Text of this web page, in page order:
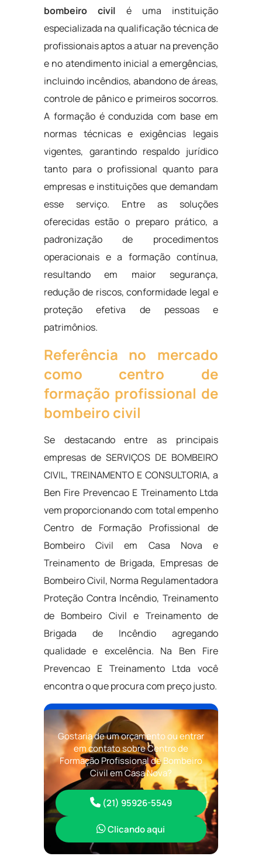
bombeiro civil é uma instituição
especializada na qualificação técnica de
profissionais aptos a atuar na prevenção
e no atendimento inicial a emergências,
incluindo incêndios, abandono de áreas,
controle de pânico e primeiros socorros.
A formação é conduzida com base em
normas técnicas e exigências legais
vigentes, garantindo respaldo jurídico
tanto para o profissional quanto para
empresas e instituições que demandam
esse serviço. Entre as soluções
oferecidas estão o preparo prático, a
padronização de procedimentos
operacionais e a formação contínua,
resultando em maior segurança,
redução de riscos, conformidade legal e
proteção efetiva de pessoas e
patrimônios.
Referência no mercado
como centro de
formação profissional de
bombeiro civil
Se destacando entre as principais
empresas de SERVIÇOS DE BOMBEIRO
CIVIL, TREINAMENTO E CONSULTORIA, a
Ben Fire Prevencao E Treinamento Ltda
vem proporcionando com total empenho
Centro de Formação Profissional de
Bombeiro Civil em Casa Nova e
Treinamento de Brigada, Empresas de
Bombeiro Civil, Norma Regulamentadora
Proteção Contra Incêndio, Treinamento
de Bombeiro Civil e Treinamento de
Brigada de Incêndio agregando
qualidade e excelência. Na Ben Fire
Prevencao E Treinamento Ltda você
encontra o que procura com preço justo.
Gostaria de um orçamento ou entrar
em contato sobre Centro de
Formação Profissional de Bombeiro
Civil em Casa Nova?
(21) 95926-5549
Clicando aqui